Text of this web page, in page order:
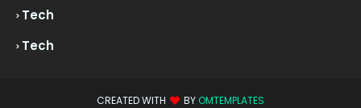
Tech
Tech
CREATED WITH BY OMTEMPLATES